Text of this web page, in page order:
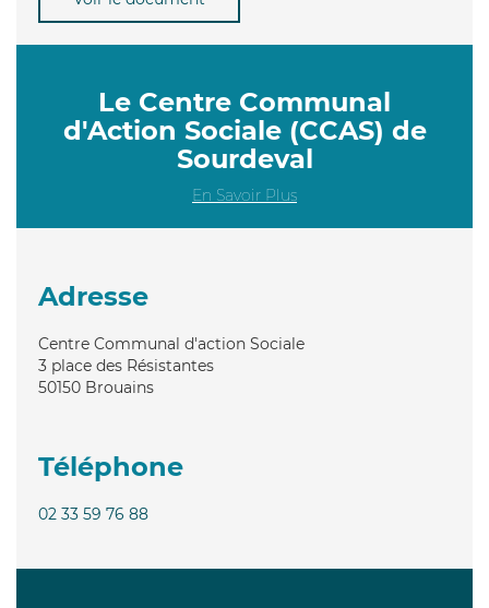
Le Centre Communal
d'Action Sociale (CCAS) de
Sourdeval
En Savoir Plus
Adresse
Centre Communal d'action Sociale
3 place des Résistantes
50150 Brouains
Téléphone
02 33 59 76 88